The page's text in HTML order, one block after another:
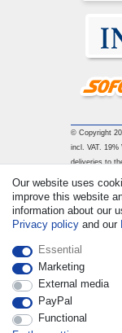
© Copyright
incl. VAT.
deliveries to
Our website uses
improve this website
information about our
Privacy policy and our
Essential
Marketing
External media
PayPal
Functional